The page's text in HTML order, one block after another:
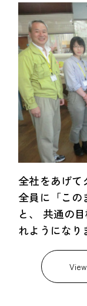
全社をあげて
全員に「この
と、 共通の
れようになり